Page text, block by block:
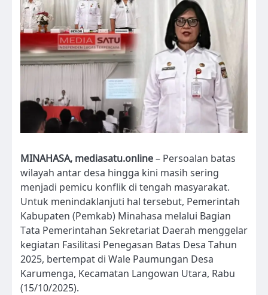
MINAHASA, mediasatu.online– Persoalan batas
wilayah antar desa hingga kini masih sering
menjadi pemicu konflik di tengah masyarakat.
Untuk menindaklanjuti hal tersebut, Pemerintah
Kabupaten (Pemkab) Minahasa melalui Bagian
Tata Pemerintahan Sekretariat Daerah menggelar
kegiatan Fasilitasi Penegasan Batas Desa Tahun
2025, bertempat di Wale Paumungan Desa
Karumenga, Kecamatan Langowan Utara, Rabu
(15/10/2025).